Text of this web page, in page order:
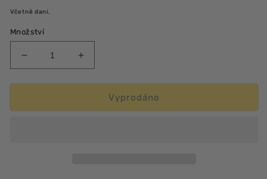
cena
Včetně daní.
Množství
množství
produktu
pro
Zvýšit
množství
produktu
Prsteny
pro
Vyprodáno